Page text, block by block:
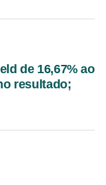
de 16,67% ao
resultado;